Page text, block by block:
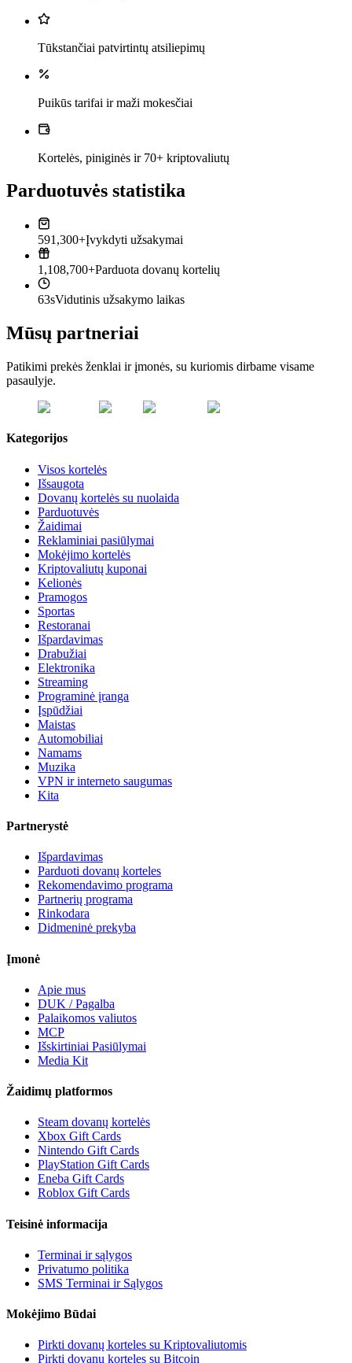
Tūkstančiai patvirtintų atsiliepimų
Puikūs tarifai ir maži mokesčiai
Kortelės, piniginės ir 70+ kriptovaliutų
Parduotuvės statistika
591,300+Įvykdyti užsakymai
1,108,700+Parduota dovanų kortelių
63sVidutinis užsakymo laikas
Mūsų partneriai
Patikimi prekės ženklai ir įmonės, su kuriomis dirbame visame
pasaulyje.
Kategorijos
Visos kortelės
Išsaugota
Dovanų kortelės su nuolaida
Parduotuvės
Žaidimai
Reklaminiai pasiūlymai
Mokėjimo kortelės
Kriptovaliutų kuponai
Kelionės
Pramogos
Sportas
Restoranai
Išpardavimas
Drabužiai
Elektronika
Streaming
Programinė įranga
Įspūdžiai
Maistas
Automobiliai
Namams
Muzika
VPN ir interneto saugumas
Kita
Partnerystė
Išpardavimas
Parduoti dovanų korteles
Rekomendavimo programa
Partnerių programa
Rinkodara
Didmeninė prekyba
Įmonė
Apie mus
DUK / Pagalba
Palaikomos valiutos
MCP
Išskirtiniai Pasiūlymai
Media Kit
Žaidimų platformos
Steam dovanų kortelės
Xbox Gift Cards
Nintendo Gift Cards
PlayStation Gift Cards
Eneba Gift Cards
Roblox Gift Cards
Teisinė informacija
Terminai ir sąlygos
Privatumo politika
SMS Terminai ir Sąlygos
Mokėjimo Būdai
Pirkti dovanų korteles su Kriptovaliutomis
Pirkti dovanų korteles su Bitcoin